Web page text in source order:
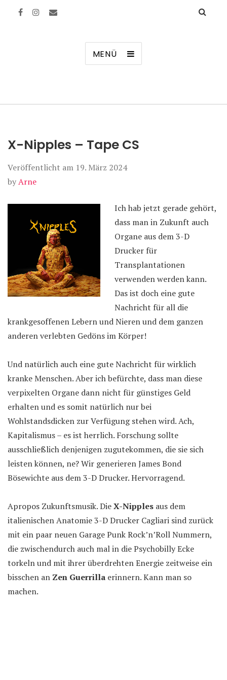
MENÜ
X-Nipples – Tape CS
Veröffentlicht am 19. März 2024
byArne
Ich hab jetzt gerade gehört,
dass man in Zukunft auch
Organe aus dem 3-D
Drucker für
Transplantationen
verwenden werden kann.
Das ist doch eine gute
Nachricht für all die
krankgesoffenen Lebern und Nieren und dem ganzen
anderen verlebten Gedöns im Körper!
Und natürlich auch eine gute Nachricht für wirklich
kranke Menschen. Aber ich befürchte, dass man diese
verpixelten Organe dann nicht für günstiges Geld
erhalten und es somit natürlich nur bei
Wohlstandsdicken zur Verfügung stehen wird. Ach,
Kapitalismus – es ist herrlich. Forschung sollte
ausschließlich denjenigen zugutekommen, die sie sich
leisten können, ne? Wir generieren James Bond
Bösewichte aus dem 3-D Drucker. Hervorragend.
Apropos Zukunftsmusik. DieX-Nipples aus dem
italienischen Anatomie 3-D Drucker Cagliari sind zurück
mit ein paar neuen Garage Punk Rock’n’Roll Nummern,
die zwischendurch auch mal in die Psychobilly Ecke
torkeln und mit ihrer überdrehten Energie zeitweise ein
bisschen an Zen Guerrilla erinnern. Kann man so
machen.